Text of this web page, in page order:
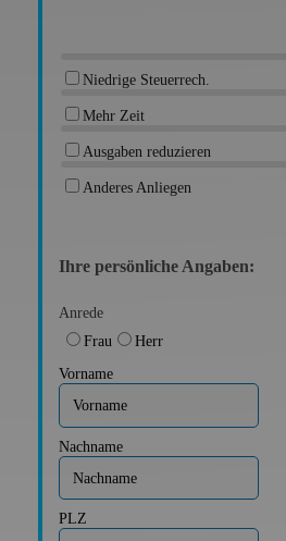
Niedrige Steuerrech.
Mehr Zeit
Ausgaben reduzieren
Anderes Anliegen
Ihre persönliche Angaben:
Anrede
Frau
Herr
Vorname
Nachname
PLZ